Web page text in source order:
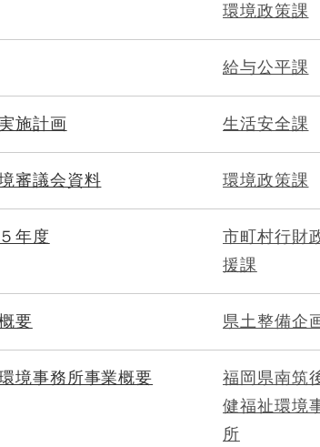
環境政策課
給与公平課
施計画 生活安全課
審議会資料 環境政策課
年度
市町村行財
援課
要 県土整備企
境事務所事業概要
福岡県南筑
健福祉環境
所